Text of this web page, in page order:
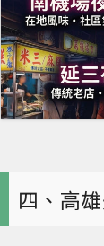
四、高